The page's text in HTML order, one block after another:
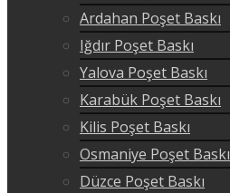
Ardahan Poşet Baskı
Iğdır Poşet Baskı
Yalova Poşet Baskı
Karabük Poşet Baskı
Kilis Poşet Baskı
Osmaniye Poşet Baskı
Düzce Poşet Baskı